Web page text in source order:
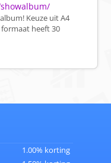
Keuze uit A4
formaat heeft 30
1.00% korting